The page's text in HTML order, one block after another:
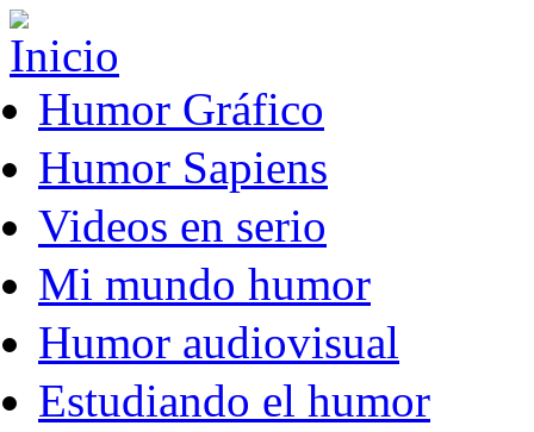
Pasar al contenido principal
Humor Gráfico
Humor Sapiens
Videos en serio
Mi mundo humor
Humor audiovisual
Estudiando el humor